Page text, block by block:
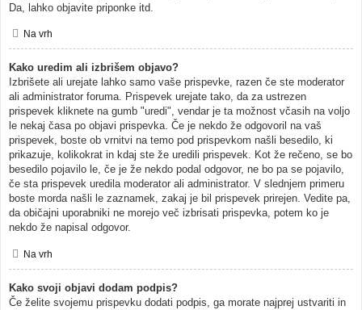
Da, lahko objavite priponke itd.
Na vrh
Kako uredim ali izbrišem objavo?
Izbrišete ali urejate lahko samo vaše prispevke, razen če ste moderator
ali administrator foruma. Prispevek urejate tako, da za ustrezen
prispevek kliknete na gumb "uredi", vendar je ta možnost včasih na voljo
le nekaj časa po objavi prispevka. Če je nekdo že odgovoril na vaš
prispevek, boste ob vrnitvi na temo pod prispevkom našli besedilo, ki
prikazuje, kolikokrat in kdaj ste že uredili prispevek. Kot že rečeno, se bo
besedilo pojavilo le, če je že nekdo podal odgovor, ne bo pa se pojavilo,
če sta prispevek uredila moderator ali administrator. V slednjem primeru
boste morda našli le zaznamek, zakaj je bil prispevek prirejen. Vedite pa,
da običajni uporabniki ne morejo več izbrisati prispevka, potem ko je
nekdo že napisal odgovor.
Na vrh
Kako svoji objavi dodam podpis?
Če želite svojemu prispevku dodati podpis, ga morate najprej ustvariti in